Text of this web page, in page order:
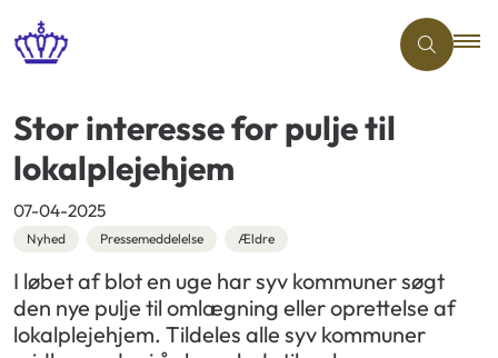
Stor interesse for pulje til
lokalplejehjem
07-04-2025
Nyhed Pressemeddelelse Ældre
I løbet af blot en uge har syv kommuner søgt
den nye pulje til omlægning eller oprettelse af
lokalplejehjem. Tildeles alle syv kommuner